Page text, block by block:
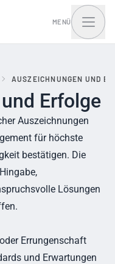
MENÜ
und Portale
AUSZEICHNUNGEN UND
Erfolge
Auszeichnungen
für höchste
bestätigen. Die
Lösungen
Errungenschaft
und Erwartungen